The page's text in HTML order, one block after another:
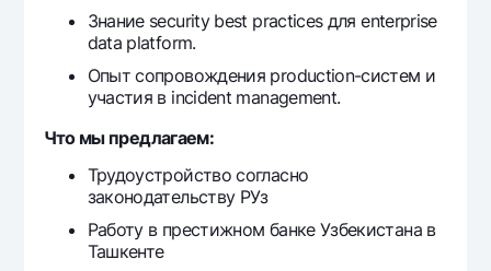
Знание security best practices для enterprise
data platform.
Опыт сопровождения production-систем и
участия в incident management.
Что мы предлагаем:
Трудоустройство согласно
законодательству РУз
Работу в престижном банке Узбекистана в
Ташкенте